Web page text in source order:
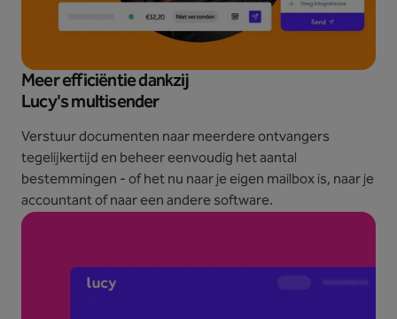
Meer efficiëntie dankzij
Lucy's multisender
Verstuur documenten naar meerdere ontvangers
tegelijkertijd en beheer eenvoudig het aantal
bestemmingen - of het nu naar je eigen mailbox is, naar je
accountant of naar een andere software.